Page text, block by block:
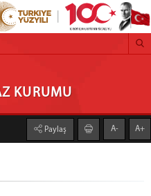
KURUMU
KURUMU
Paylaş A- A+